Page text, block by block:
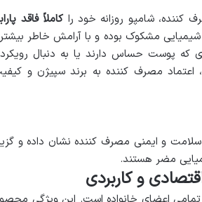
شامپو روزانه خود را کاملاً فاقد
مشکوک بوده و با آرامش خاطر
که پوست حساس دارند یا به دنبال
اعتماد مصرف کننده به برند سپیژن و
سلامت و ایمنی مصرف کننده نشان داده و
مضر هستند.
و کاربردی